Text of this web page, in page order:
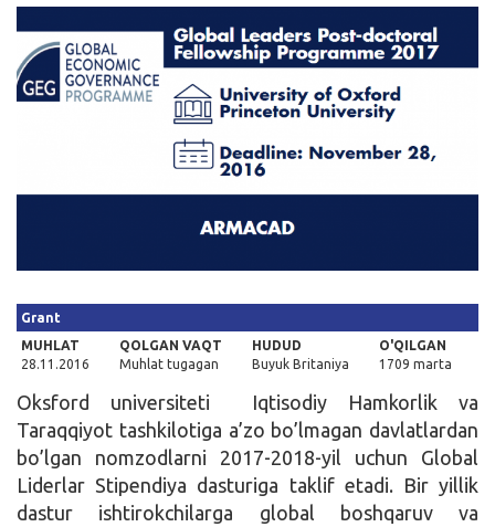
Yana
Grant
MUHLAT
28.11.2016
QOLGAN VAQT
Muhlat tugagan
HUDUD
Buyuk Britaniya
O'QILGAN
1709 marta
Oksford universiteti Iqtisodiy Hamkorlik va
Taraqqiyot tashkilotiga a’zo bo’lmagan davlatlardan
bo’lgan nomzodlarni 2017-2018-yil uchun Global
Liderlar Stipendiya dasturiga taklif etadi. Bir yillik
dastur ishtirokchilarga global boshqaruv va